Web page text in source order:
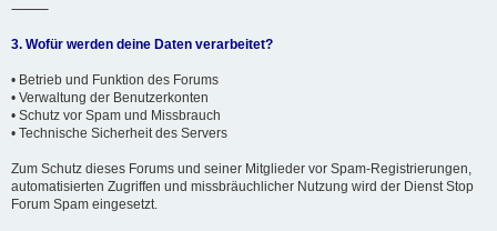
⸻
3. Wofür werden deine Daten verarbeitet?
• Betrieb und Funktion des Forums
• Verwaltung der Benutzerkonten
• Schutz vor Spam und Missbrauch
• Technische Sicherheit des Servers
Zum Schutz dieses Forums und seiner Mitglieder vor Spam-Registrierungen,
automatisierten Zugriffen und missbräuchlicher Nutzung wird der Dienst Stop
Forum Spam eingesetzt.